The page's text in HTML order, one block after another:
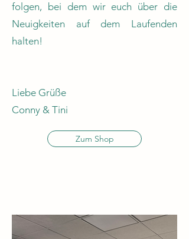
folgen, bei dem wir euch über die
Neuigkeiten auf dem Laufenden
halten!
Liebe Grüße
Conny & Tini
Zum Shop